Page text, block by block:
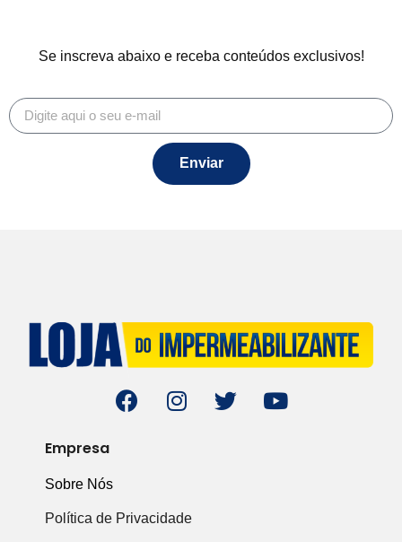
Se inscreva abaixo e receba conteúdos exclusivos!
Enviar
Empresa
Sobre Nós
Política de Privacidade